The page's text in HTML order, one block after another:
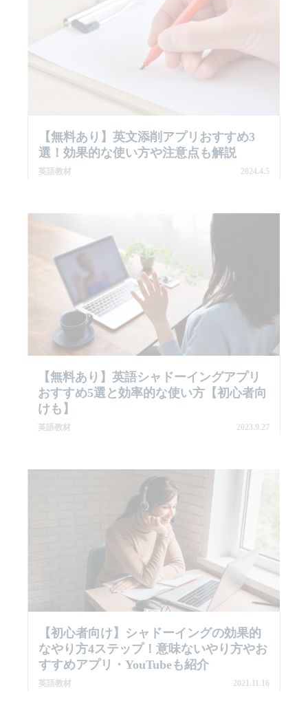
【無料あり】英文添削アプリおすすめ3
選！効果的な使い方や注意点も解説
英語教材 2024.4.5
【無料あり】英語シャドーイングアプリ
おすすめ5選と効率的な使い方【初心者向
けも】
英語教材 2023.9.27
【初心者向け】シャドーイングの効果的
なやり方4ステップ！意味ないやり方やお
すすめアプリ・YouTubeも紹介
英語教材 2021.11.16